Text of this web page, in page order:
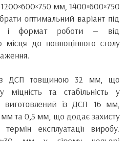
мм, 1400×600×750
оптимальний варіант під
і формат роботи — від
місця до повноцінного столу
з ДСП товщиною 32 мм, що
міцність та стабільність у
виготовлений із ДСП 16 мм,
та 0,5 мм, що додає захисту
експлуатації виробу.